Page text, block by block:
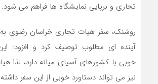
تجاری و برپایی نمایشگاه ها فراهم می شود.
روشنک، سفر هیات تجاری خراسان رضوی به
آینده ای مطلوب توصیف کرد و افزود:
خوبی با کشورهای آسیای میانه دارد، لذا
نیز می تواند دستاورد خوبی از این سفر